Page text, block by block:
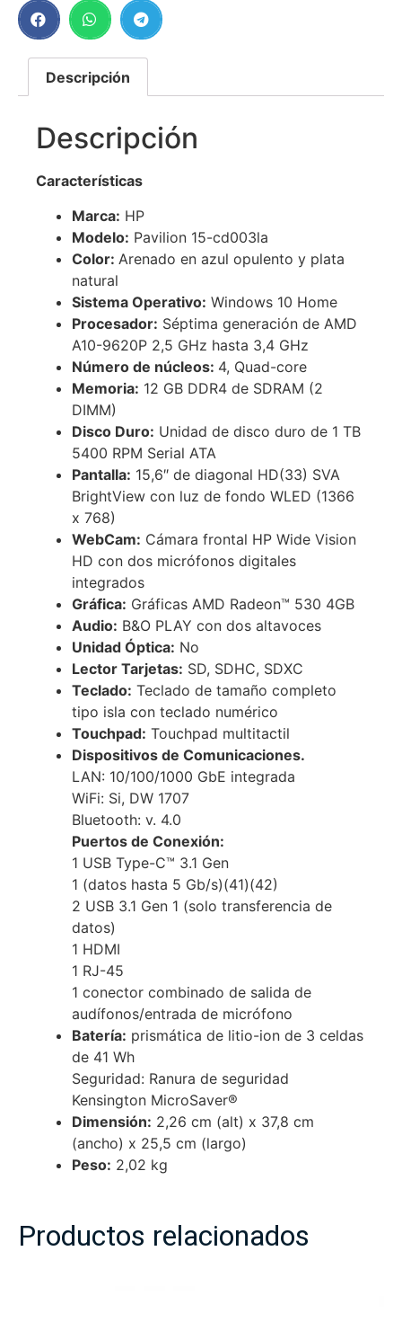
Descripción
Descripción
Características
Marca: HP
Modelo: Pavilion 15-cd003la
Color: Arenado en azul opulento y plata
natural
Sistema Operativo: Windows 10 Home
Procesador: Séptima generación de AMD
A10-9620P 2,5 GHz hasta 3,4 GHz
Número de núcleos: 4, Quad-core
Memoria: 12 GB DDR4 de SDRAM (2
DIMM)
Disco Duro: Unidad de disco duro de 1 TB
5400 RPM Serial ATA
Pantalla: 15,6″ de diagonal HD(33) SVA
BrightView con luz de fondo WLED (1366
x 768)
WebCam: Cámara frontal HP Wide Vision
HD con dos micrófonos digitales
integrados
Gráfica: Gráficas AMD Radeon™ 530 4GB
Audio: B&O PLAY con dos altavoces
Unidad Óptica: No
Lector Tarjetas: SD, SDHC, SDXC
Teclado: Teclado de tamaño completo
tipo isla con teclado numérico
Touchpad: Touchpad multitactil
Dispositivos de Comunicaciones.
LAN: 10/100/1000 GbE integrada
WiFi: Si, DW 1707
Bluetooth: v. 4.0
Puertos de Conexión:
1 USB Type-C™ 3.1 Gen
1 (datos hasta 5 Gb/s)(41)(42)
2 USB 3.1 Gen 1 (solo transferencia de
datos)
1 HDMI
1 RJ-45
1 conector combinado de salida de
audífonos/entrada de micrófono
Batería: prismática de litio-ion de 3 celdas
de 41 Wh
Seguridad: Ranura de seguridad
Kensington MicroSaver®
Dimensión: 2,26 cm (alt) x 37,8 cm
(ancho) x 25,5 cm (largo)
Peso: 2,02 kg
Productos relacionados